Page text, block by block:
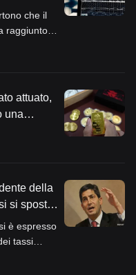
gli
ridurre
che il
raggiunto
attuato,
una
della
si sposta
è espresso
tassi
favorevole